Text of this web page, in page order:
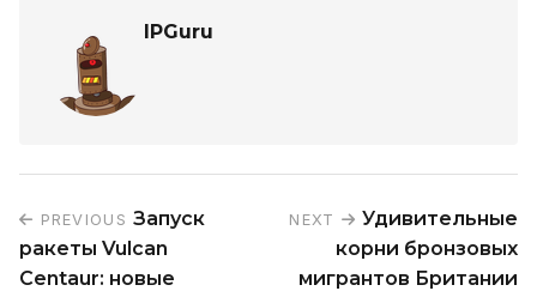
IPGuru
PREVIOUS Запуск
ракеты Vulcan
Centaur: новые
NEXT
Удивительные
корни бронзовых
мигрантов Британии